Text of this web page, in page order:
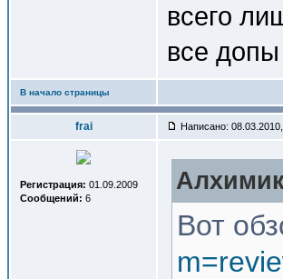
всего
все
В начало страницы
frai Написано:
Регистрация: 01.09.2009
Сообщений: 6
Вот